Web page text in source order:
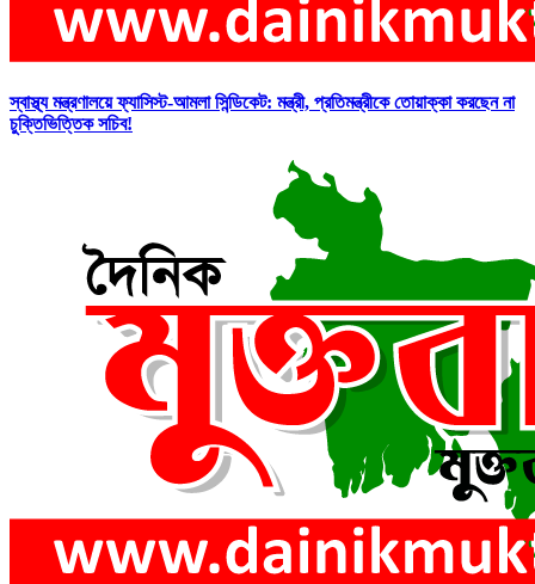
স্বাস্থ্য মন্ত্রণালয়ে ফ্যাসিস্ট-আমলা সিন্ডিকেট: মন্ত্রী, প্রতিমন্ত্রীকে তোয়াক্কা করছেন না
চুক্তিভিত্তিক সচিব!